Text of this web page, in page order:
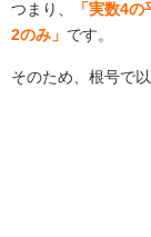
つまり、
「実数4
2のみ」 です。
そのため、根号で